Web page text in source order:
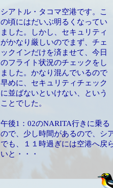
シアトル・タコマ空港です。こ
の頃にはだいぶ明るくなってい
ました。しかし、セキュリティ
がかなり厳しいのでまず、チェ
ックインだけを済ませて、今日
のフライト状況のチェックをし
ました。かなり混んでいるので
早めに、セキュリティチェック
に並ばないといけない、という
ことでした。
午後1：02のNARITA行きに乗る
ので、少し時間があるので、シ
でも、１１時過ぎには空港へ戻
いと・・・